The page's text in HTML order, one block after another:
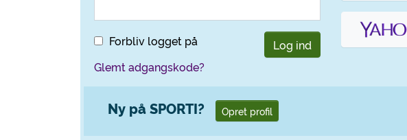
Forbliv logget på
Log ind
Glemt adgangskode?
Ny på SPORTI? Opret profil